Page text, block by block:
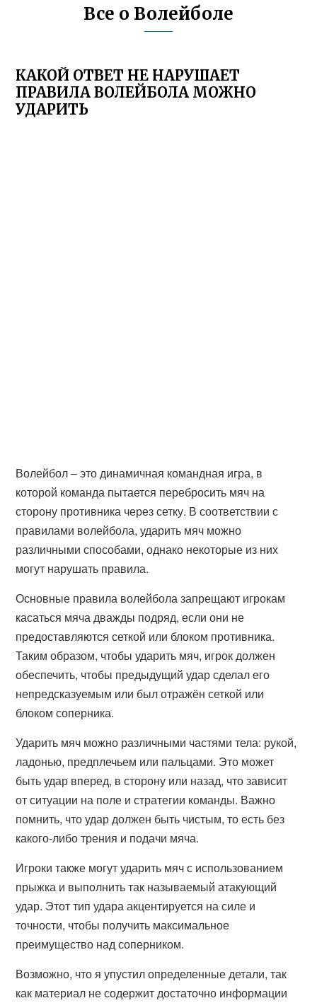
Все о Волейболе
КАКОЙ ОТВЕТ НЕ НАРУШАЕТ
ПРАВИЛА ВОЛЕЙБОЛА МОЖНО
УДАРИТЬ
Волейбол – это динамичная командная игра, в
которой команда пытается перебросить мяч на
сторону противника через сетку. В соответствии с
правилами волейбола, ударить мяч можно
различными способами, однако некоторые из них
могут нарушать правила.
Основные правила волейбола запрещают игрокам
касаться мяча дважды подряд, если они не
предоставляются сеткой или блоком противника.
Таким образом, чтобы ударить мяч, игрок должен
обеспечить, чтобы предыдущий удар сделал его
непредсказуемым или был отражён сеткой или
блоком соперника.
Ударить мяч можно различными частями тела: рукой,
ладонью, предплечьем или пальцами. Это может
быть удар вперед, в сторону или назад, что зависит
от ситуации на поле и стратегии команды. Важно
помнить, что удар должен быть чистым, то есть без
какого-либо трения и подачи мяча.
Игроки также могут ударить мяч с использованием
прыжка и выполнить так называемый атакующий
удар. Этот тип удара акцентируется на силе и
точности, чтобы получить максимальное
преимущество над соперником.
Возможно, что я упустил определенные детали, так
как материал не содержит достаточно информации